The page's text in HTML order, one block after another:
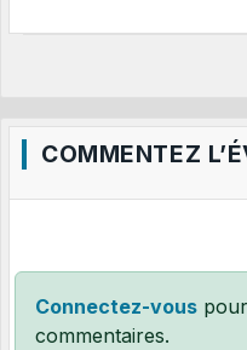
COMMENTEZ
Connectez-vous
commentaires.